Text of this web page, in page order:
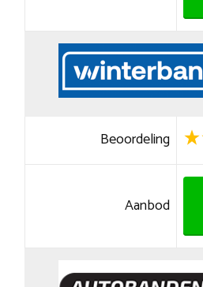
Beoordeling
Aanbod